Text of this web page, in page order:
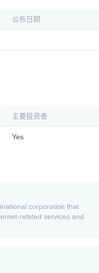
公布日期
主要投资者
Yes
corporation that
related services and